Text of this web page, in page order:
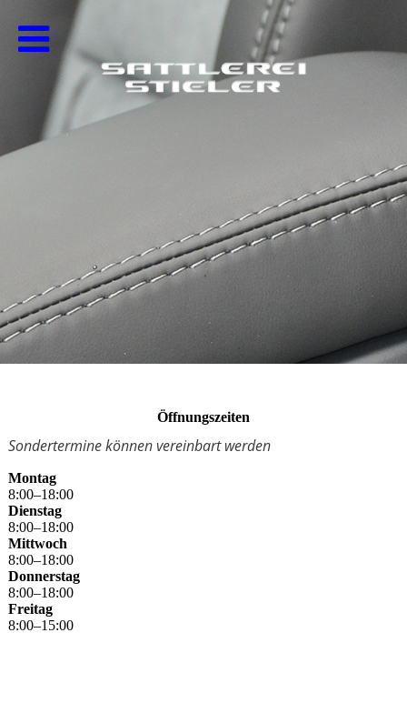
Öffnungszeiten
Sondertermine können vereinbart werden
Montag
8:00–18:00
Dienstag
8:00–18:00
Mittwoch
8:00–18:00
Donnerstag
8:00–18:00
Freitag
8:00–15:00